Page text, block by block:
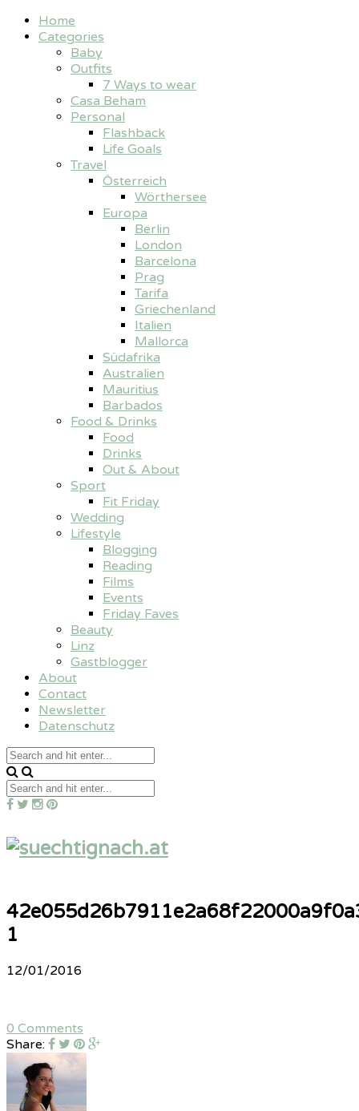
Home
Categories
Baby
Outfits
7 Ways to wear
Casa Beham
Personal
Flashback
Life Goals
Travel
Österreich
Wörthersee
Europa
Berlin
London
Barcelona
Prag
Tarifa
Griechenland
Italien
Mallorca
Südafrika
Australien
Mauritius
Barbados
Food & Drinks
Food
Drinks
Out & About
Sport
Fit Friday
Wedding
Lifestyle
Blogging
Reading
Films
Events
Friday Faves
Beauty
Linz
Gastblogger
About
Contact
Newsletter
Datenschutz
1
12/01/2016
0 Comments
Share: